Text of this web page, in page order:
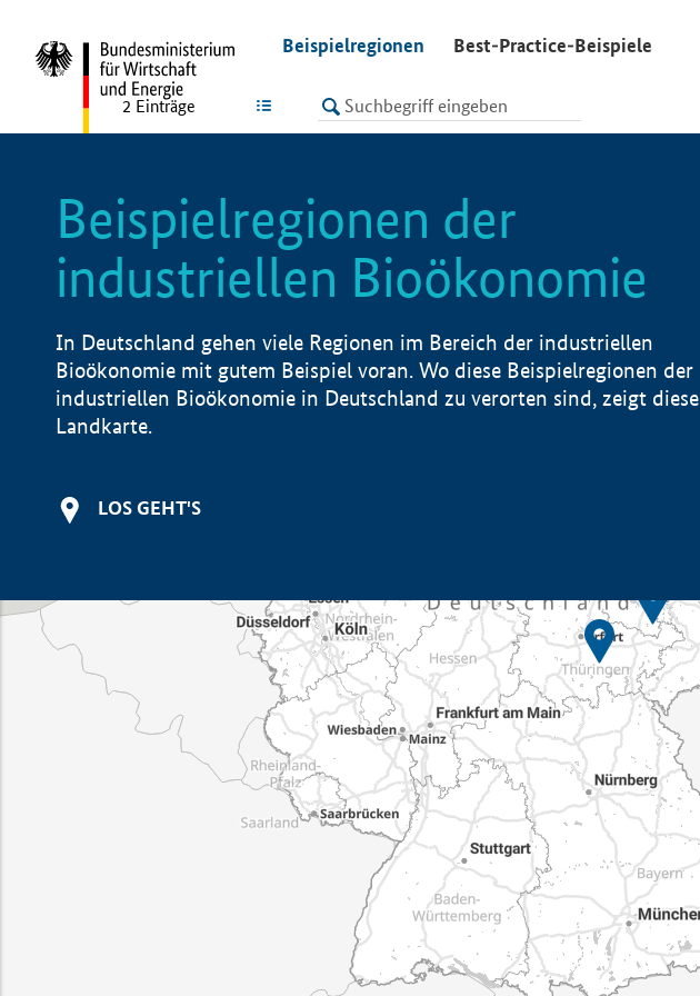
Beispielregionen Best-Practice-Beispiele
LISTE
2 Einträge
Beispielregionen der
industriellen Bioökonomie
In Deutschland gehen viele Regionen im Bereich der industriellen
Bioökonomie mit gutem Beispiel voran. Wo diese Beispielregionen der
industriellen Bioökonomie in Deutschland zu verorten sind, zeigt diese
Landkarte.
LOS GEHT'S